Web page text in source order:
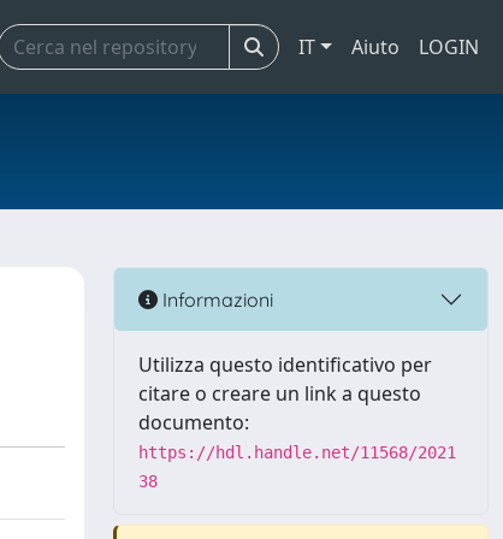
IT Aiuto LOGIN
Informazioni
Utilizza questo identificativo per
citare o creare un link a questo
documento:
https://hdl.handle.net/11568/2021
38